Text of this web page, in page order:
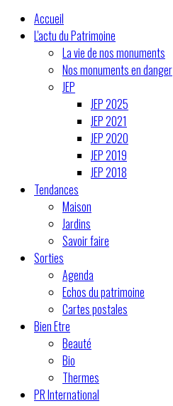
Accueil
L'actu du Patrimoine
La vie de nos monuments
Nos monuments en danger
JEP
JEP 2025
JEP 2021
JEP 2020
JEP 2019
JEP 2018
Tendances
Maison
Jardins
Savoir faire
Sorties
Agenda
Echos du patrimoine
Cartes postales
Bien Etre
Beauté
Bio
Thermes
PR International